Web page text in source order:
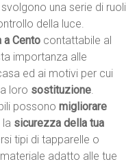
una serie di ruoli
della luce.
a Cento contattabile al
importanza alle
ed ai motivi per cui
loro sostituzione.
possonomigliorare
la sicurezza della tua
tipi di tapparelle o
adatto alle tue